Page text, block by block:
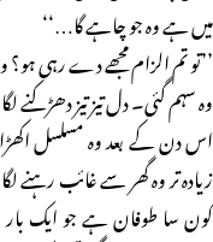
میں ہے وہ جو چاہے گا…‘‘
’’تو تم الزام مجھے دے رہی ہو؟ وہ
وہ سہم گئی۔ دل تیز تیز دھڑکنے
اس دن کے بعد وہ مسلسل اکھڑا
زیادہ تر وہ گھر سے غائب رہنے
کون سا طوفان ہے جو ایک بار